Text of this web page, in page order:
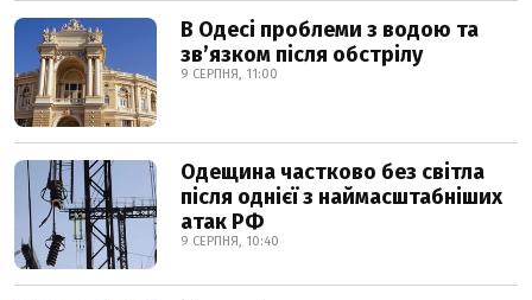
В Одесі проблеми з водою та
звʼязком після обстрілу
9 СЕРПНЯ, 11:00
Одещина частково без світла
після однієї з наймасштабніших
атак РФ
9 СЕРПНЯ, 10:40